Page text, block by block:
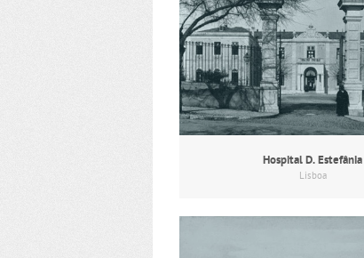
Hospital D. Estefânia
Lisboa